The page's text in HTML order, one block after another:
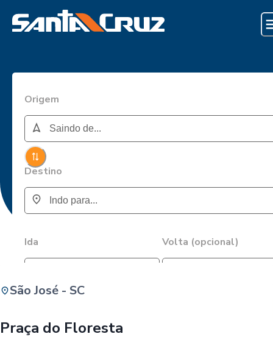
Origem
Destino
Ida Volta (opcional)
São José - SC
Praça do Floresta